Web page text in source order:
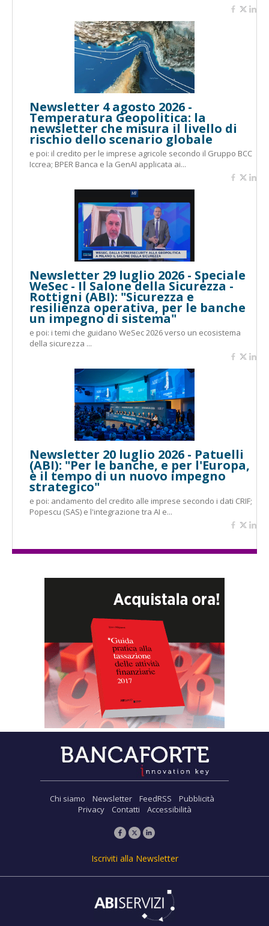
Newsletter 4 agosto 2026 -
Temperatura Geopolitica: la
newsletter che misura il livello di
rischio dello scenario globale
e poi: il credito per le imprese agricole secondo il Gruppo BCC
Iccrea; BPER Banca e la GenAI applicata ai...
Newsletter 29 luglio 2026 - Speciale
WeSec - Il Salone della Sicurezza -
Rottigni (ABI): "Sicurezza e
resilienza operativa, per le banche
un impegno di sistema"
e poi: i temi che guidano WeSec 2026 verso un ecosistema
della sicurezza ...
Newsletter 20 luglio 2026 - Patuelli
(ABI): "Per le banche, e per l'Europa,
è il tempo di un nuovo impegno
strategico"
e poi: andamento del credito alle imprese secondo i dati CRIF;
Popescu (SAS) e l'integrazione tra AI e...
Chi siamo Newsletter FeedRSS
Pubblicità
Privacy
Contatti Accessibilità
Iscriviti alla Newsletter